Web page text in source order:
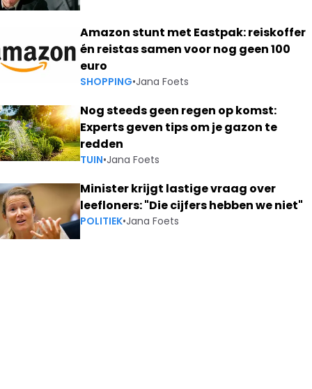
Amazon stunt met Eastpak: reiskoffer
én reistas samen voor nog geen 100
euro
SHOPPING•Jana Foets
Nog steeds geen regen op komst:
Experts geven tips om je gazon te
redden
TUIN•Jana Foets
Minister krijgt lastige vraag over
leefloners: "Die cijfers hebben we niet"
POLITIEK•Jana Foets